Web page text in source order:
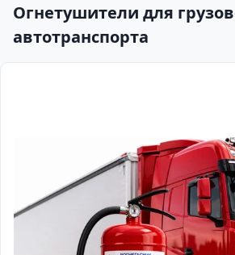
Огнетушители для
автотранспорта